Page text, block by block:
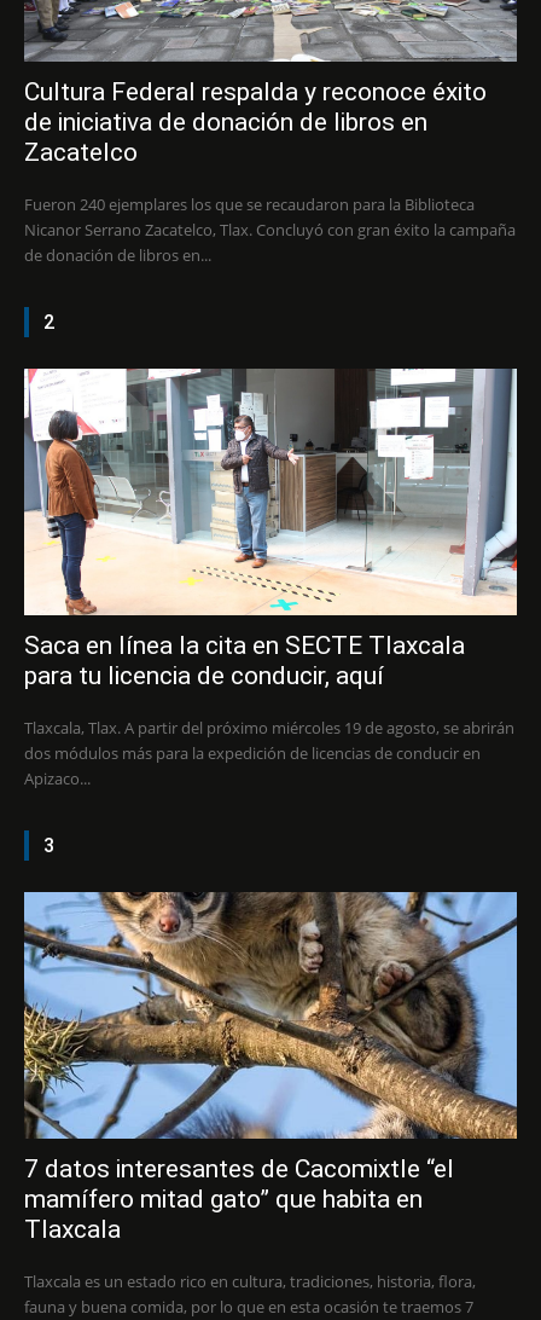
Cultura Federal respalda y reconoce éxito
de iniciativa de donación de libros en
Zacatelco
Fueron 240 ejemplares los que se recaudaron para la Biblioteca
Nicanor Serrano Zacatelco, Tlax. Concluyó con gran éxito la campaña
de donación de libros en...
2
Saca en línea la cita en SECTE Tlaxcala
para tu licencia de conducir, aquí
Tlaxcala, Tlax. A partir del próximo miércoles 19 de agosto, se abrirán
dos módulos más para la expedición de licencias de conducir en
Apizaco...
3
7 datos interesantes de Cacomixtle “el
mamífero mitad gato” que habita en
Tlaxcala
Tlaxcala es un estado rico en cultura, tradiciones, historia, flora,
fauna y buena comida, por lo que en esta ocasión te traemos 7